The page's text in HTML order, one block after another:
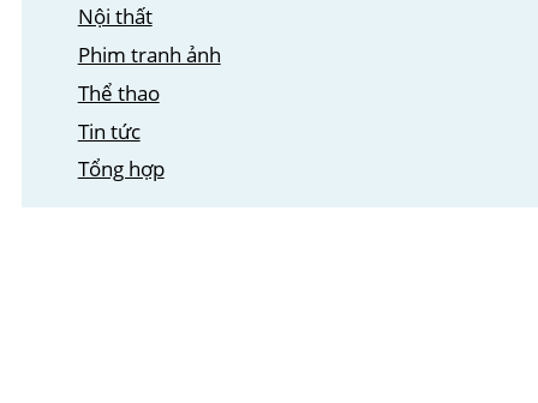
Nội thất
Phim tranh ảnh
Thể thao
Tin tức
Tổng hợp